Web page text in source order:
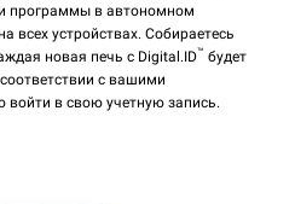
программы в автономном
всех устройствах. Собираетесь
новая печь с Digital.ID™ будет
с вашими
войти в свою учетную запись.